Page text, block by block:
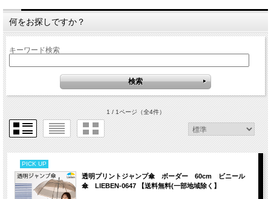
何をお探しですか？
キーワード検索
1 / 1ページ（全4件）
PICK UP
透明プリントジャンプ傘 ボーダー 60cm ビニール
傘 LIEBEN-0647 【送料無料(一部地域除く】